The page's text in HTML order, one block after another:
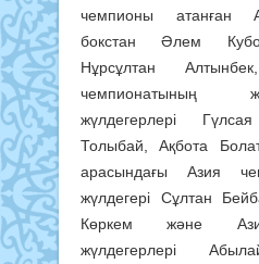
чемпионы атанған
бокстан Әлем
Нұрсұлтан
чемпионатының
жүлдегерлері
Толыбай, Ақбота
арасындағы Азия
жүлдегері Сұлтан
Көркем және
жүлдегерлері